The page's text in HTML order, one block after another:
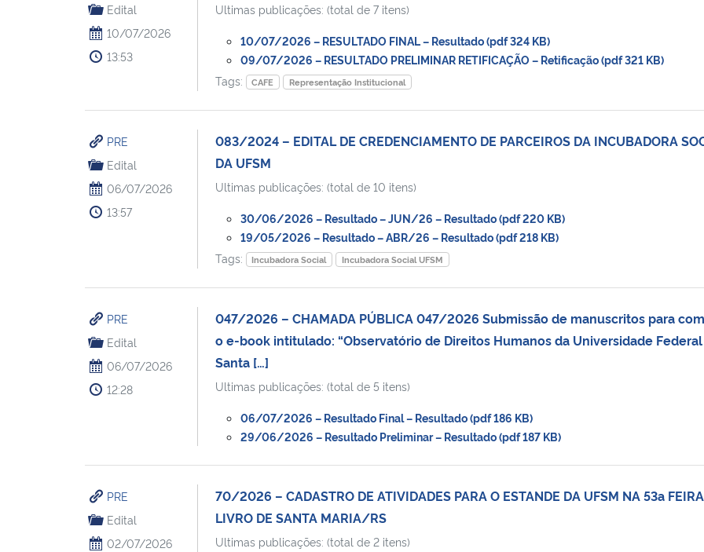
Edital
10/07/2026
13:53
Ultimas publicações: (total de 7 itens)
10/07/2026 – RESULTADO FINAL – Resultado (pdf 324 KB)
09/07/2026 – RESULTADO PRELIMINAR RETIFICAÇÃO – Retificação (pdf 321 KB)
Tags:
CAFE Representação Institucional
PRE
Edital
06/07/2026
13:57
083/2024 – EDITAL DE CREDENCIAMENTO DE PARCEIROS DA INCUBADORA
DA UFSM
Ultimas publicações: (total de 10 itens)
30/06/2026 – Resultado – JUN/26 – Resultado (pdf 220 KB)
19/05/2026 – Resultado – ABR/26 – Resultado (pdf 218 KB)
Tags:
Incubadora Social Incubadora Social UFSM
PRE
Edital
06/07/2026
12:28
047/2026 – CHAMADA PÚBLICA 047/2026 Submissão de manuscritos para
o e-book intitulado: “Observatório de Direitos Humanos da Universidade
Santa […]
Ultimas publicações: (total de 5 itens)
06/07/2026 – Resultado Final – Resultado (pdf 186 KB)
29/06/2026 – Resultado Preliminar – Resultado (pdf 187 KB)
PRE
Edital
02/07/2026
70/2026 – CADASTRO DE ATIVIDADES PARA O ESTANDE DA UFSM NA 53a
LIVRO DE SANTA MARIA/RS
Ultimas publicações: (total de 2 itens)